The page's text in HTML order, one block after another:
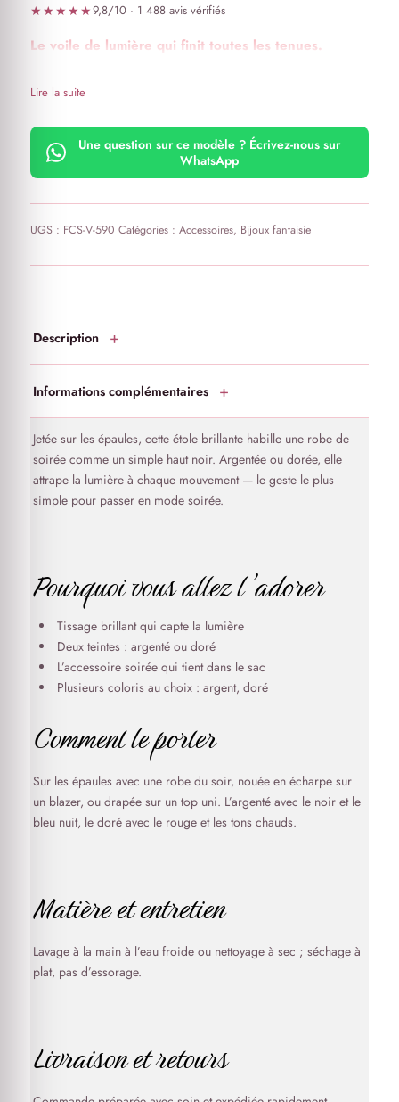
★★★★★9,8/10 · 1 488 avis vérifiés
Le voile de lumière qui finit toutes les tenues.
Lire la suite
Une question sur ce modèle ? Écrivez-nous sur
WhatsApp
UGS : FCS-V-590 Catégories : Accessoires, Bijoux fantaisie
Description
Informations complémentaires
Jetée sur les épaules, cette étole brillante habille une robe de
soirée comme un simple haut noir. Argentée ou dorée, elle
attrape la lumière à chaque mouvement — le geste le plus
simple pour passer en mode soirée.
Pourquoi vous allez l’adorer
Tissage brillant qui capte la lumière
Deux teintes : argenté ou doré
L’accessoire soirée qui tient dans le sac
Plusieurs coloris au choix : argent, doré
Comment le porter
Sur les épaules avec une robe du soir, nouée en écharpe sur
un blazer, ou drapée sur un top uni. L’argenté avec le noir et le
bleu nuit, le doré avec le rouge et les tons chauds.
Matière et entretien
Lavage à la main à l’eau froide ou nettoyage à sec ; séchage à
plat, pas d’essorage.
Livraison et retours